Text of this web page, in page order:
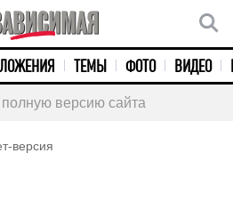
ТЕМЫ ФОТО ВИДЕО
версию сайта
версия